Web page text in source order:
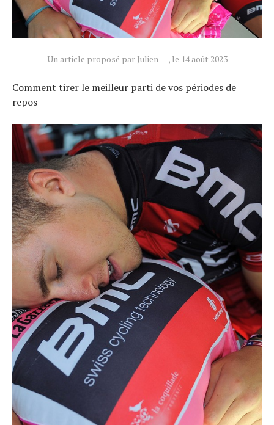
Un article proposé par Julien , le 14 août 2023
Comment tirer le meilleur parti de vos périodes de
repos